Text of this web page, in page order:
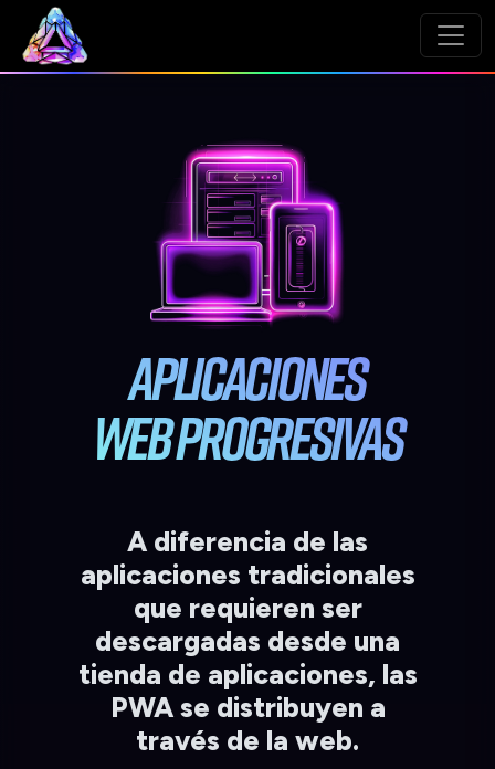
Aplicaciones
web progresivas
A diferencia de las
aplicaciones tradicionales
que requieren ser
descargadas desde una
tienda de aplicaciones, las
PWA se distribuyen a
través de la web.